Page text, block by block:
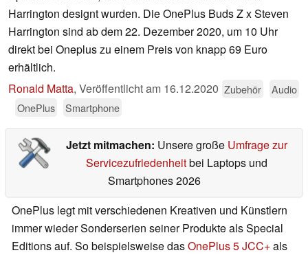
Harrington designt wurden. Die OnePlus Buds Z x Steven
Harrington sind ab dem 22. Dezember 2020, um 10 Uhr
direkt bei Oneplus zu einem Preis von knapp 69 Euro
erhältlich.
Ronald Matta, Veröffentlicht am 16.12.2020 Zubehör
Audio
OnePlus
Smartphone
Jetzt mitmachen: Unsere große Umfrage zur
Servicezufriedenheitbei Laptops und
Smartphones 2026
OnePlus legt mit verschiedenen Kreativen und Künstlern
immer wieder Sonderserien seiner Produkte als Special
Editions auf. So beispielsweise dasOnePlus 5 JCC+als